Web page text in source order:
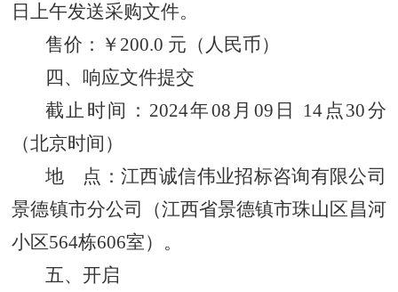
日上午发送采购文件。
售价：￥200.0 元（人民币）
四、响应文件提交
截止时间：2024年08月09日 14点30分
（北京时间）
地 点：江西诚信伟业招标咨询有限公司
景德镇市分公司（江西省景德镇市珠山区昌河
小区564栋606室）。
五、开启